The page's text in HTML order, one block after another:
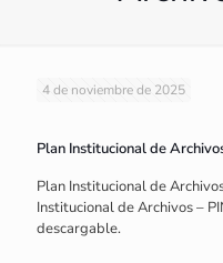
4 de noviembre de 2025
Plan Institucional de
Plan Institucional de
Institucional de Archivos –
descargable.